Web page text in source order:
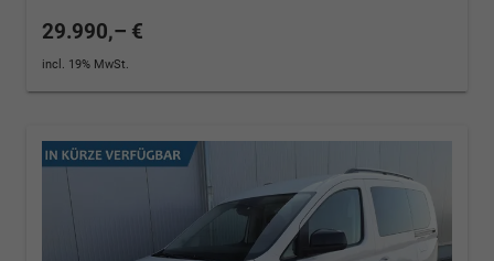
29.990,– €
incl. 19% MwSt.